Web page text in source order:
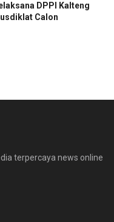
DPPI Kalteng
Calon
terpercaya news online